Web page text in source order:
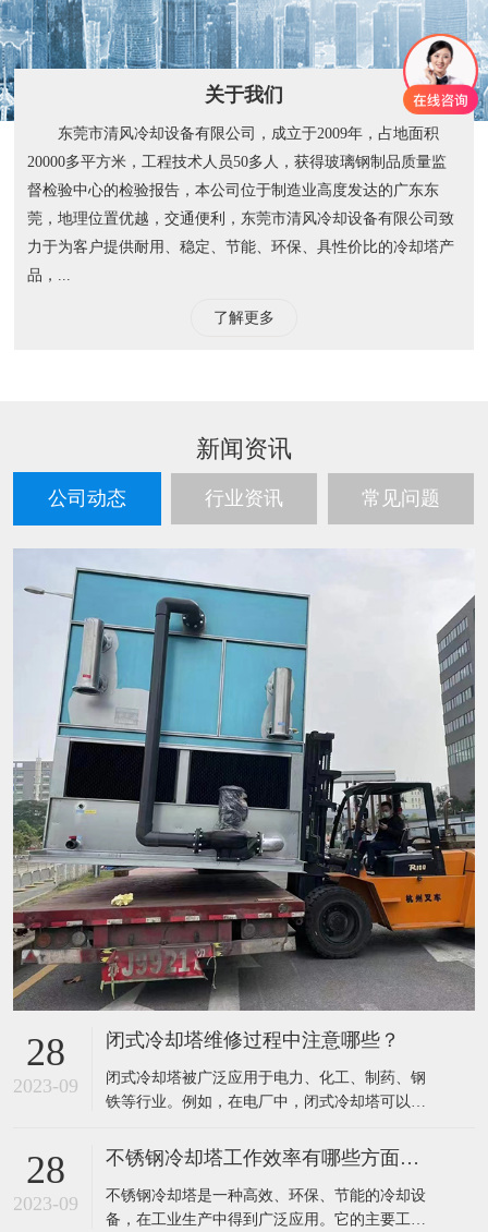
关于我们
东莞市清风冷却设备有限公司，成立于2009年，占地面积
20000多平方米，工程技术人员50多人，获得玻璃钢制品质量监
督检验中心的检验报告，本公司位于制造业高度发达的广东东
莞，地理位置优越，交通便利，东莞市清风冷却设备有限公司致
力于为客户提供耐用、稳定、节能、环保、具性价比的冷却塔产
品，...
了解更多
新闻资讯
公司动态 行业资讯 常见问题
28
2023-09
闭式冷却塔维修过程中注意哪些？
​闭式冷却塔被广泛应用于电力、化工、制药、钢
铁等行业。例如，在电厂中，闭式冷却塔可以有
在钢铁行业中，该设备可以有效地降低高炉排放
废气温度，减少环境污染。​在闭式冷却塔的维修
过程中，需要注意以下几点：定期检查：应定期
对闭式冷却塔进行详细检查，包括塔体、集水
28
2023-09
不锈钢冷却塔工作效率有哪些方面提高？
​不锈钢冷却塔是一种高效、环保、节能的冷却设
备，在工业生产中得到广泛应用。它的主要工作